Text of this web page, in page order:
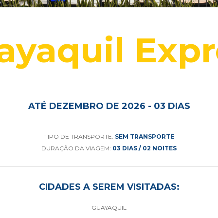
ATÉ DEZEMBRO DE 2026 - 03 DIAS
TIPO DE TRANSPORTE: SEM TRANSPORTE
DURAÇÃO DA VIAGEM: 03 DIAS / 02 NOITES
CIDADES A SEREM VISITADAS:
GUAYAQUIL